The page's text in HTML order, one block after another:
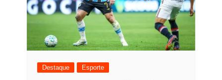
Destaque Esporte